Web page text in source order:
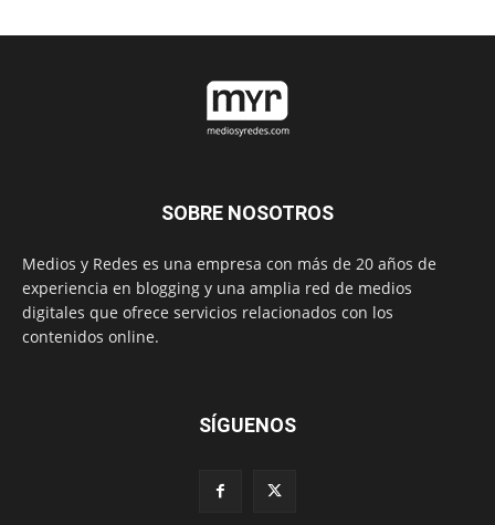
SOBRE NOSOTROS
Medios y Redes es una empresa con más de 20 años de
experiencia en blogging y una amplia red de medios
digitales que ofrece servicios relacionados con los
contenidos online.
SÍGUENOS